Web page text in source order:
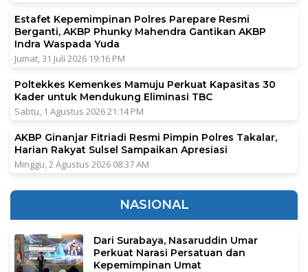
Estafet Kepemimpinan Polres Parepare Resmi
Berganti, AKBP Phunky Mahendra Gantikan AKBP
Indra Waspada Yuda
Jumat, 31 Juli 2026 19:16 PM
Poltekkes Kemenkes Mamuju Perkuat Kapasitas 30
Kader untuk Mendukung Eliminasi TBC
Sabtu, 1 Agustus 2026 21:14 PM
AKBP Ginanjar Fitriadi Resmi Pimpin Polres Takalar,
Harian Rakyat Sulsel Sampaikan Apresiasi
Minggu, 2 Agustus 2026 08:37 AM
NASIONAL
Dari Surabaya, Nasaruddin Umar
Perkuat Narasi Persatuan dan
Kepemimpinan Umat